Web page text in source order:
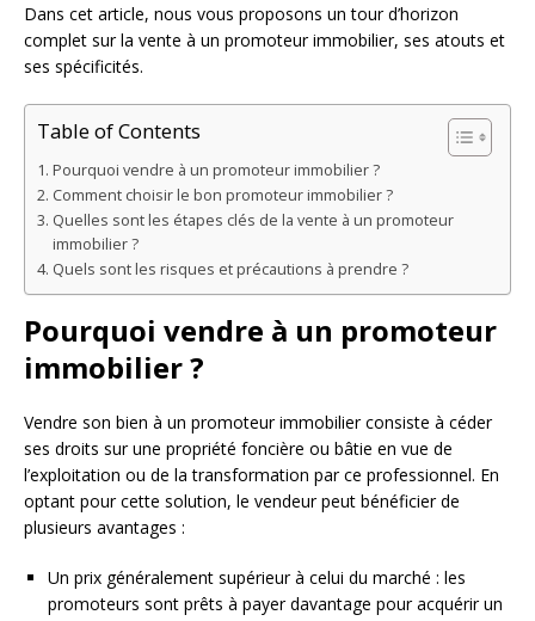
Dans cet article, nous vous proposons un tour d’horizon
complet sur la vente à un promoteur immobilier, ses atouts et
ses spécificités.
Table of Contents
Pourquoi vendre à un promoteur immobilier ?
Comment choisir le bon promoteur immobilier ?
Quelles sont les étapes clés de la vente à un promoteur
immobilier ?
Quels sont les risques et précautions à prendre ?
Pourquoi vendre à un promoteur
immobilier ?
Vendre son bien à un promoteur immobilier consiste à céder
ses droits sur une propriété foncière ou bâtie en vue de
l’exploitation ou de la transformation par ce professionnel. En
optant pour cette solution, le vendeur peut bénéficier de
plusieurs avantages :
Un prix généralement supérieur à celui du marché : les
promoteurs sont prêts à payer davantage pour acquérir un